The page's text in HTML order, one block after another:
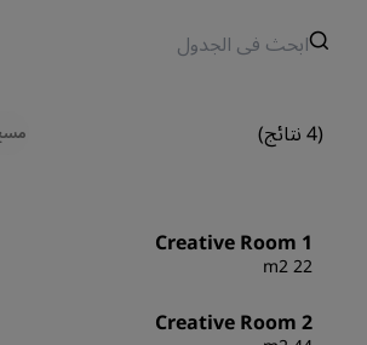
(4 نتائج)
Creative Room 1
22 m2
Creative Room 2